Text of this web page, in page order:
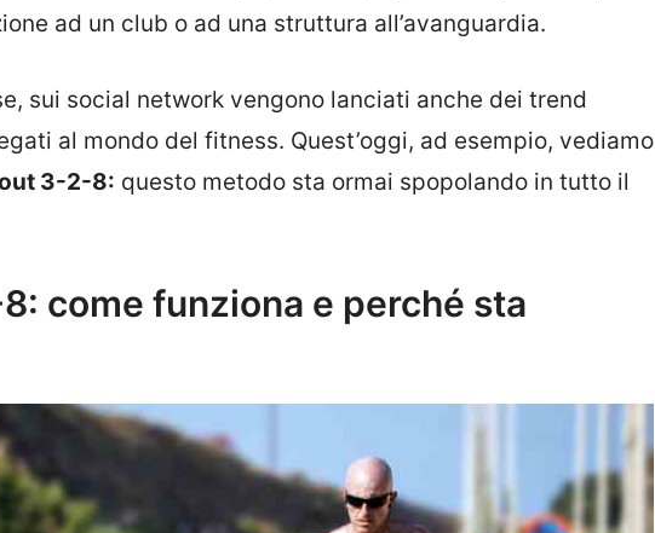
ad un club o ad una struttura all’avanguardia.
sui social network vengono lanciati anche dei trend
al mondo del fitness. Quest’oggi, ad esempio, vediamo
3-2-8: questo metodo sta ormai spopolando in tutto il
come funziona e perché sta